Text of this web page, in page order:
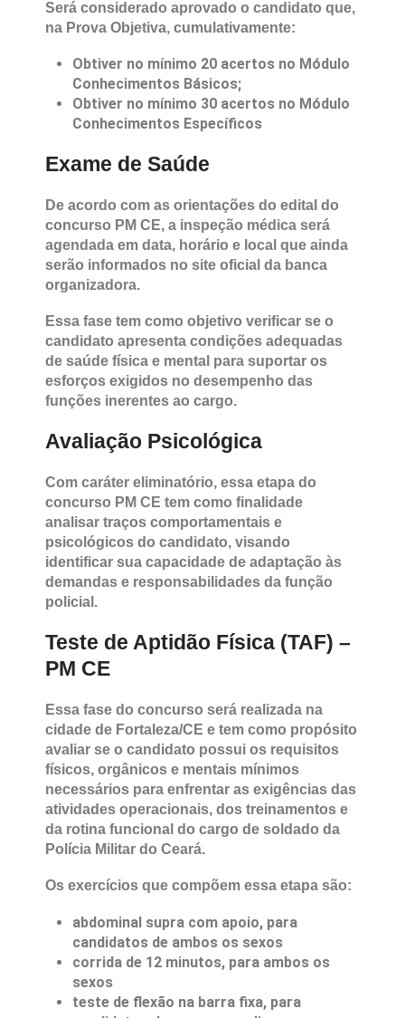
Questões da prova objetiva do concurso PM CE!
Será considerado aprovado o candidato que,
na Prova Objetiva, cumulativamente:
Obtiver no mínimo 20 acertos no Módulo
Conhecimentos Básicos;
Obtiver no mínimo 30 acertos no Módulo
Conhecimentos Específicos
Exame de Saúde
De acordo com as orientações do edital do
concurso PM CE, a inspeção médica será
agendada em data, horário e local que ainda
serão informados no site oficial da banca
organizadora.
Essa fase tem como objetivo verificar se o
candidato apresenta condições adequadas
de saúde física e mental para suportar os
esforços exigidos no desempenho das
funções inerentes ao cargo.
Avaliação Psicológica
Com caráter eliminatório, essa etapa do
concurso PM CE tem como finalidade
analisar traços comportamentais e
psicológicos do candidato, visando
identificar sua capacidade de adaptação às
demandas e responsabilidades da função
policial.
PM CE
Essa fase do concurso será realizada na
cidade de Fortaleza/CE e tem como propósito
avaliar se o candidato possui os requisitos
físicos, orgânicos e mentais mínimos
necessários para enfrentar as exigências das
da rotina funcional do cargo de soldado da
Os exercícios que compõem essa etapa são:
abdominal supra com apoio, para
candidatos de ambos os sexos
corrida de 12 minutos, para ambos os